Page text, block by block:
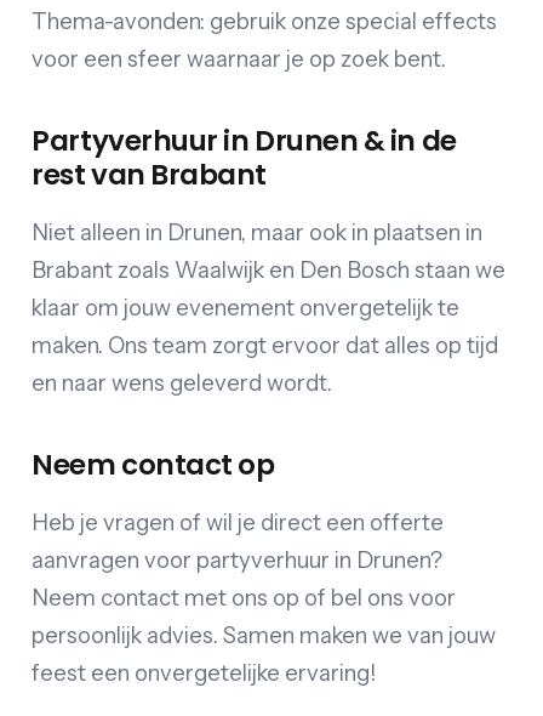
Thema-avonden: gebruik onze special effects
voor een sfeer waarnaar je op zoek bent.
Partyverhuur in Drunen & in de
rest van Brabant
Niet alleen in Drunen, maar ook in plaatsen in
Brabant zoals Waalwijk en Den Bosch staan we
klaar om jouw evenement onvergetelijk te
maken. Ons team zorgt ervoor dat alles op tijd
en naar wens geleverd wordt.
Neem contact op
Heb je vragen of wil je direct een offerte
aanvragen voor partyverhuur in Drunen?
Neem contact met ons op of bel ons voor
persoonlijk advies. Samen maken we van jouw
feest een onvergetelijke ervaring!